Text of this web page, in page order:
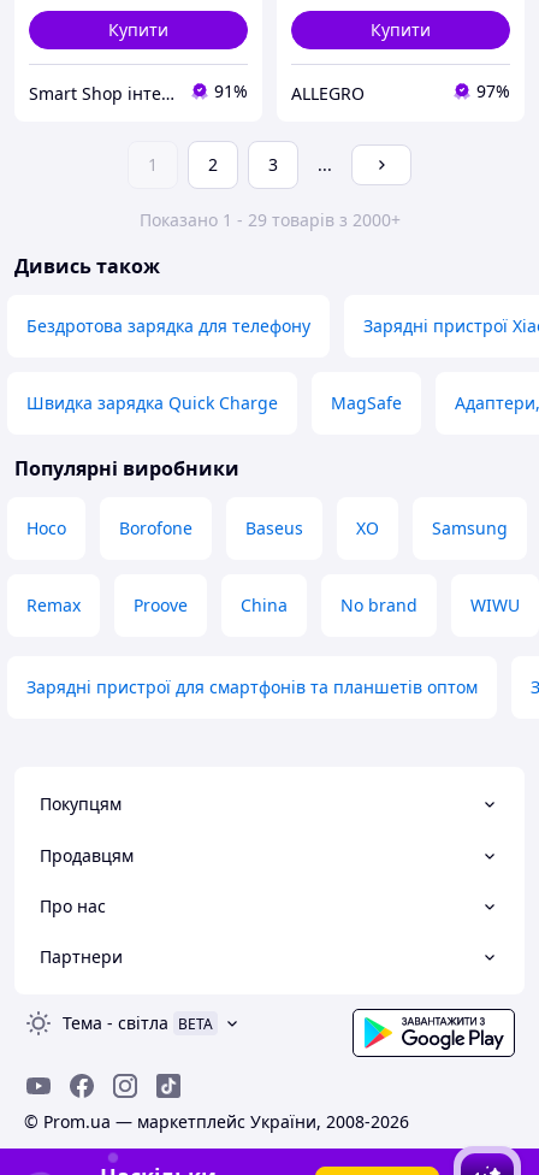
Купити
Smart Shop інтернет-магазин корисних товарів 91%
Купити
ALLEGRO 97%
1 2 3 ...
Показано 1 - 29 товарів з 2000+
Дивись також
Бездротова зарядка для телефону Зарядні пристрої
Швидка зарядка Quick Charge MagSafe
Популярні виробники
Hoco Borofone Baseus XO Samsung
Remax Proove China No brand WIWU
Зарядні пристрої для смартфонів та планшетів оптом
Покупцям
Продавцям
Про нас
Партнери
Тема - світла BETA
© Prom.ua — маркетплейс України, 2008-2026